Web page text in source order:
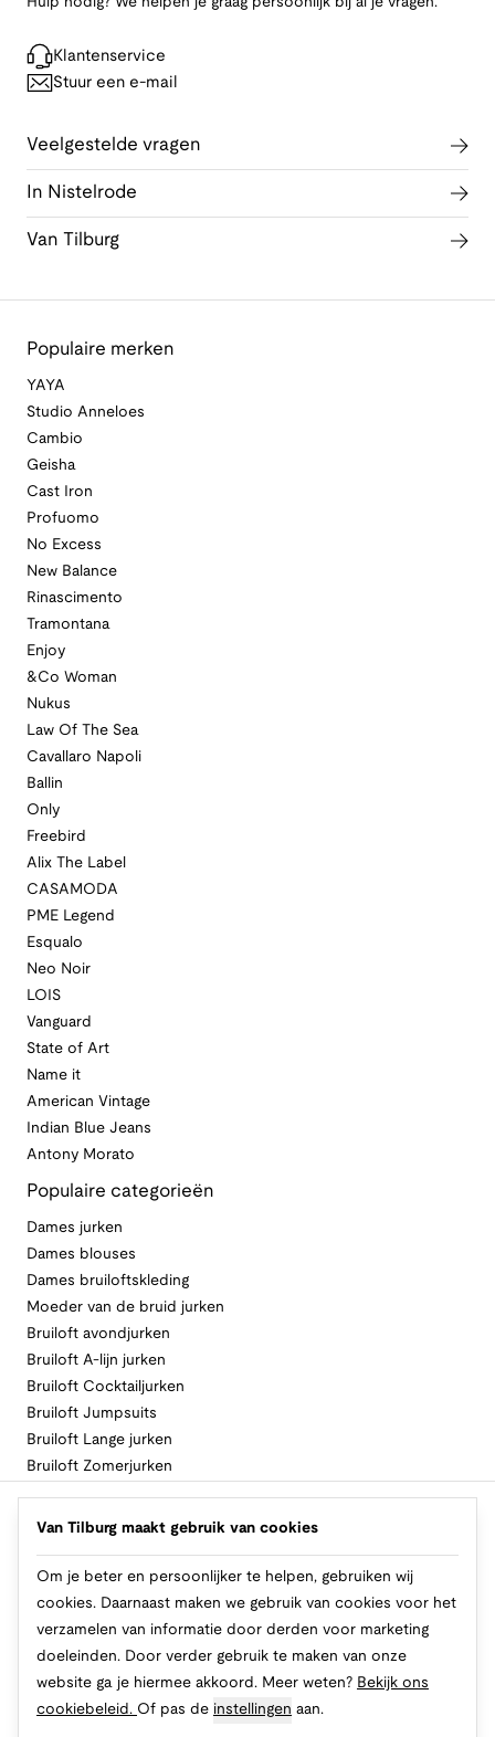
Hulp nodig? We helpen je graag persoonlijk bij al je vragen.
Klantenservice
Stuur een e-mail
Veelgestelde vragen
In Nistelrode
Van Tilburg
Populaire merken
YAYA
Studio Anneloes
Cambio
Geisha
Cast Iron
Profuomo
No Excess
New Balance
Rinascimento
Tramontana
Enjoy
&Co Woman
Nukus
Law Of The Sea
Cavallaro Napoli
Ballin
Only
Freebird
Alix The Label
CASAMODA
PME Legend
Esqualo
Neo Noir
LOIS
Vanguard
State of Art
Name it
American Vintage
Indian Blue Jeans
Antony Morato
Populaire categorieën
Dames jurken
Dames blouses
Dames bruiloftskleding
Moeder van de bruid jurken
Bruiloft avondjurken
Bruiloft A-lijn jurken
Bruiloft Cocktailjurken
Bruiloft Jumpsuits
Bruiloft Lange jurken
Bruiloft Zomerjurken
Volg Van Tilburg
Van Tilburg maakt gebruik van cookies
Om je beter en persoonlijker te helpen, gebruiken wij
cookies. Daarnaast maken we gebruik van cookies voor het
verzamelen van informatie door derden voor marketing
doeleinden. Door verder gebruik te maken van onze
website ga je hiermee akkoord. Meer weten? Bekijk ons
cookiebeleid. Of pas de instellingen aan.